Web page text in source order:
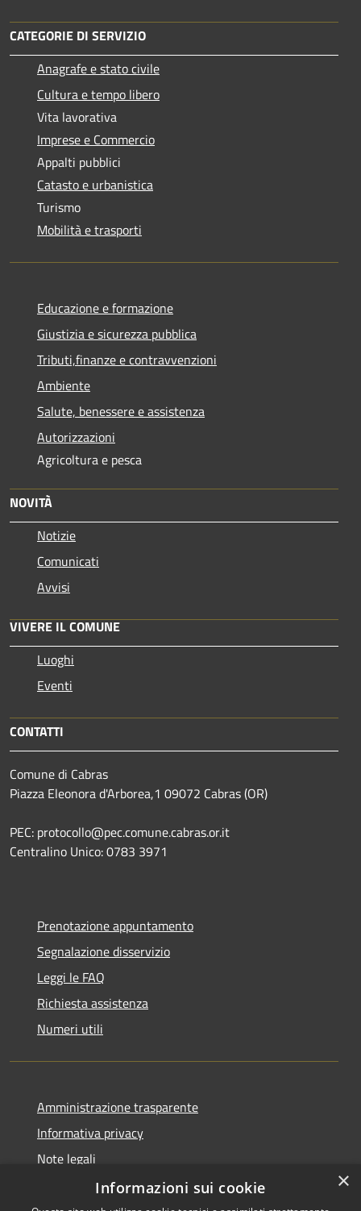
CATEGORIE DI SERVIZIO
Anagrafe e stato civile
Cultura e tempo libero
Vita lavorativa
Imprese e Commercio
Appalti pubblici
Catasto e urbanistica
Turismo
Mobilità e trasporti
Educazione e formazione
Giustizia e sicurezza pubblica
Tributi,finanze e contravvenzioni
Ambiente
Salute, benessere e assistenza
Autorizzazioni
Agricoltura e pesca
NOVITÀ
Notizie
Comunicati
Avvisi
VIVERE IL COMUNE
Luoghi
Eventi
CONTATTI
Comune di Cabras
Piazza Eleonora d'Arborea,1 09072 Cabras (OR)
PEC: protocollo@pec.comune.cabras.or.it
Centralino Unico: 0783 3971
Prenotazione appuntamento
Segnalazione disservizio
Leggi le FAQ
Richiesta assistenza
Numeri utili
Amministrazione trasparente
Informativa privacy
Note legali
Dichiarazione di accessibilità
×
Informazioni sui cookie